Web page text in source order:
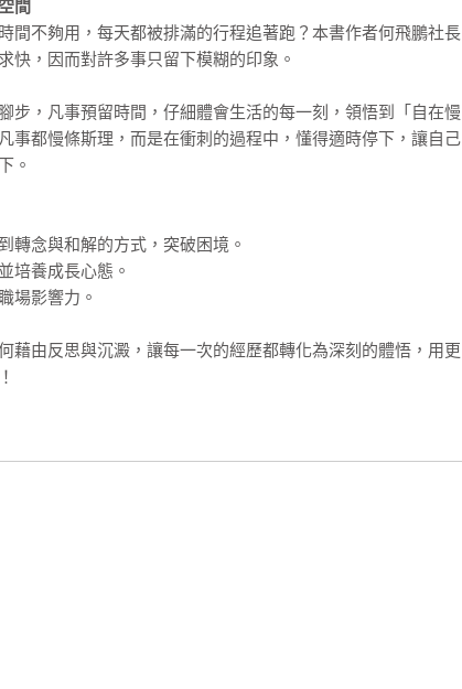
間
間不夠用，每天都被排滿的行程追著跑？本書作者何飛鵬社長
快，因而對許多事只留下模糊的印象。
步，凡事預留時間，仔細體會生活的每一刻，領悟到「自在慢
事都慢條斯理，而是在衝刺的過程中，懂得適時停下，讓自己
。
轉念與和解的方式，突破困境。
培養成長心態。
場影響力。
藉由反思與沉澱，讓每一次的經歷都轉化為深刻的體悟，用更